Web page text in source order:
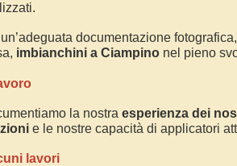
documentazione
imbianchini a Ciampino nel pieno
la nostra esperienza dei
e le nostre capacità di applicatori
lavori